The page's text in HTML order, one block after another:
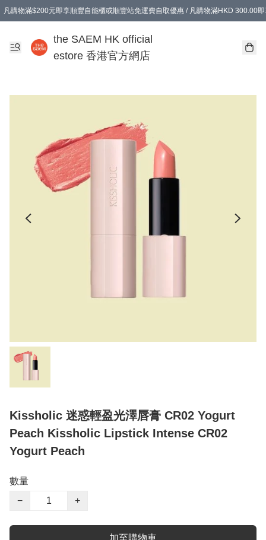
凡購物滿$200元即享順豐自能櫃或順豐站免運費自取優惠 / 凡購物滿HKD 300.00
the SAEM HK official
estore 香港官方網店
Kissholic 迷惑輕盈光澤唇膏 CR02 Yogurt
Peach Kissholic Lipstick Intense CR02
Yogurt Peach
數量
−
+